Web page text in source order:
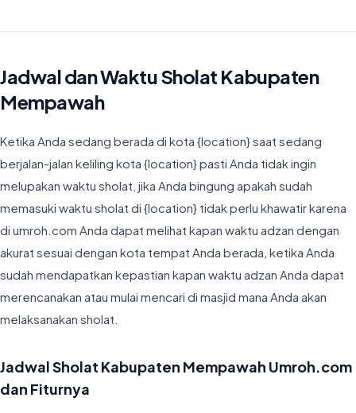
Jadwal dan Waktu Sholat Kabupaten
Mempawah
Ketika Anda sedang berada di kota {location} saat sedang
berjalan-jalan keliling kota {location} pasti Anda tidak ingin
melupakan waktu sholat, jika Anda bingung apakah sudah
memasuki waktu sholat di {location} tidak perlu khawatir karena
di umroh.com Anda dapat melihat kapan waktu adzan dengan
akurat sesuai dengan kota tempat Anda berada, ketika Anda
sudah mendapatkan kepastian kapan waktu adzan Anda dapat
merencanakan atau mulai mencari di masjid mana Anda akan
melaksanakan sholat.
Jadwal Sholat Kabupaten Mempawah Umroh.com
dan Fiturnya